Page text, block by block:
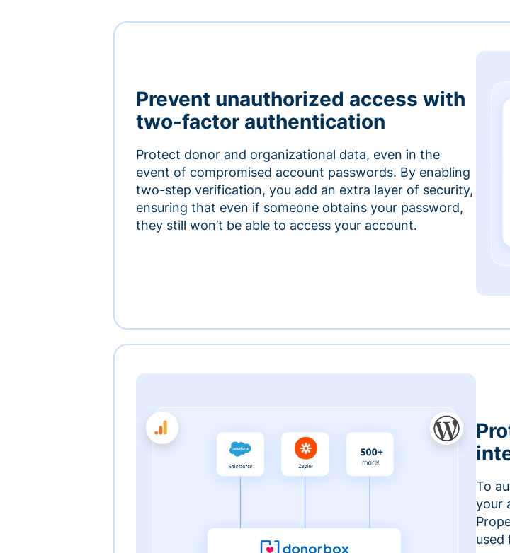
Prevent unauthorized access with
two-factor authentication
Protect donor and organizational data, even in the
event of compromised account passwords. By enabling
two-step verification, you add an extra layer of security,
ensuring that even if someone obtains your password,
they still won’t be able to access your account.
To
your
used